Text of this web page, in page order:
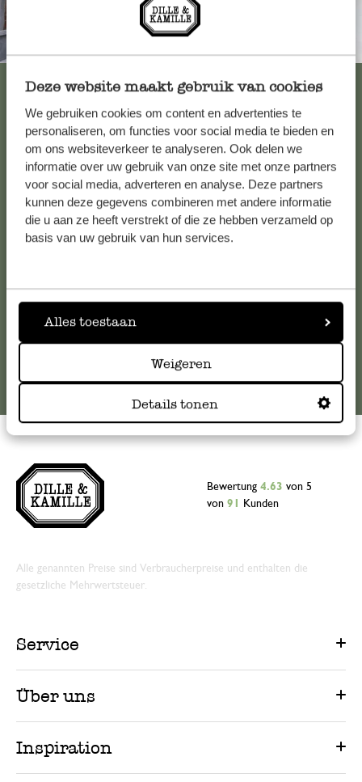
Deze website maakt gebruik van cookies
We gebruiken cookies om content en advertenties te
personaliseren, om functies voor social media te bieden en
om ons websiteverkeer te analyseren. Ook delen we
informatie over uw gebruik van onze site met onze partners
voor social media, adverteren en analyse. Deze partners
kunnen deze gegevens combineren met andere informatie
die u aan ze heeft verstrekt of die ze hebben verzameld op
basis van uw gebruik van hun services.
Alles toestaan
Weigeren
Details tonen
Alle 62 Geschäfte anzeigen
Kundenservice/Hilfe
Falls Sie Fragen haben oder Tipps und Hilfe brauchen, wenden
Sie sich bitte an unseren Kundenservice. Oder lesen Sie hier
die Antworten aufhäufig gestellte Fragen
Online-Kundenservice
Bewertung 4.63 von 5
von 91 Kunden
Alle genannten Preise sind Verbraucherpreise und enthalten die
gesetzliche Mehrwertsteuer.
Service
Über uns
Inspiration